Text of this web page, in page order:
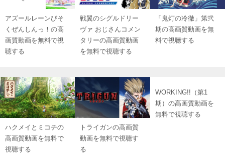
アズールレーンびそ
くぜんしんっ！の高
画質動画を無料で視
聴する
戦翼のシグルドリー
ヴァ おじさんコメン
タリーの高画質動画
を無料で視聴する
「鬼灯の冷徹」第弐
期の高画質動画を無
料で視聴する
ハクメイとミコチの
高画質動画を無料で
視聴する
トライガンの高画質
動画を無料で視聴す
る
WORKING!!（第1
期）の高画質動画を
無料で視聴する